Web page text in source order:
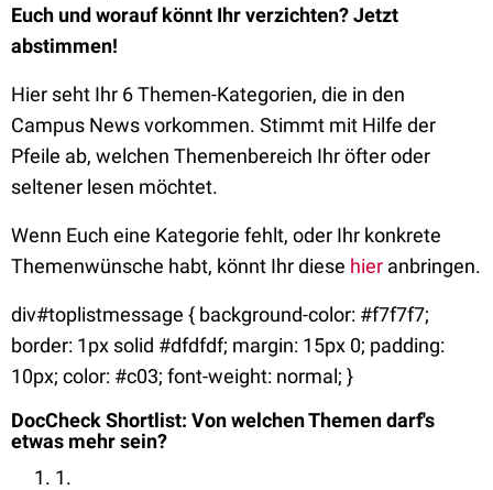
Euch und worauf könnt Ihr verzichten? Jetzt
abstimmen!
Hier seht Ihr 6 Themen-Kategorien, die in den
Campus News vorkommen. Stimmt mit Hilfe der
Pfeile ab, welchen Themenbereich Ihr öfter oder
seltener lesen möchtet.
Wenn Euch eine Kategorie fehlt, oder Ihr konkrete
Themenwünsche habt, könnt Ihr diese hier anbringen.
div#toplistmessage { background-color: #f7f7f7;
border: 1px solid #dfdfdf; margin: 15px 0; padding:
10px; color: #c03; font-weight: normal; }
DocCheck Shortlist: Von welchen Themen darf's
etwas mehr sein?
1.